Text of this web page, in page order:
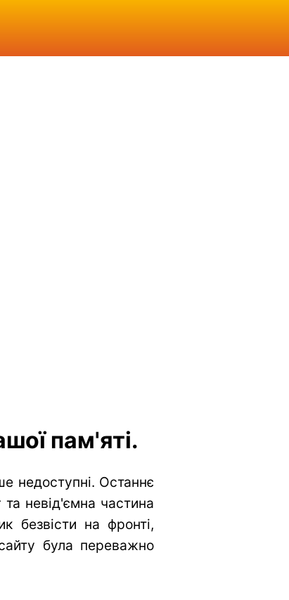
пам'яті.
недоступні. Останнє
невід'ємна частина
безвісти на фронті,
була переважно